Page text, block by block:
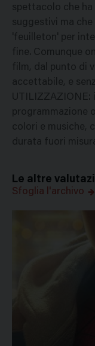
spettacolo che
suggestivi ma
'feuilleton' per
fine. Comunque
film, dal punto di
accettabile, e
UTILIZZAZIONE:
programmazione
colori e musiche,
durata fuori
Le altre
Sfoglia l'archivo